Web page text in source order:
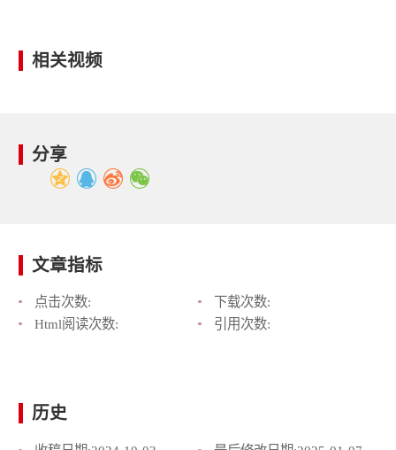
相关视频
分享
文章指标
点击次数:
下载次数:
Html阅读次数:
引用次数:
历史